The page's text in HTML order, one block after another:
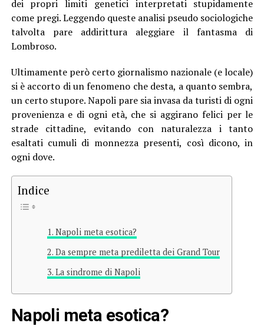
dei propri limiti genetici interpretati stupidamente
come pregi. Leggendo queste analisi pseudo sociologiche
talvolta pare addirittura aleggiare il fantasma di
Lombroso.
Ultimamente però certo giornalismo nazionale (e locale)
si è accorto di un fenomeno che desta, a quanto sembra,
un certo stupore. Napoli pare sia invasa da turisti di ogni
provenienza e di ogni età, che si aggirano felici per le
strade cittadine, evitando con naturalezza i tanto
esaltati cumuli di monnezza presenti, così dicono, in
ogni dove.
Indice
Napoli meta esotica?
Da sempre meta prediletta dei Grand Tour
La sindrome di Napoli
Napoli meta esotica?